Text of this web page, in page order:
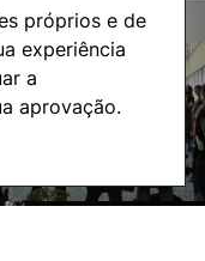
próprios e de
experiência
a
aprovação.